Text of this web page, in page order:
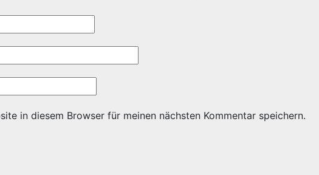
in diesem Browser für meinen nächsten Kommentar speichern.